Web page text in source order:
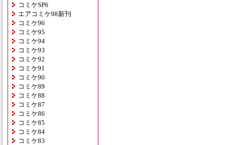
コミケSP6
エアコミケ98新刊
コミケ96
コミケ95
コミケ94
コミケ93
コミケ92
コミケ91
コミケ90
コミケ89
コミケ88
コミケ87
コミケ86
コミケ85
コミケ84
コミケ83